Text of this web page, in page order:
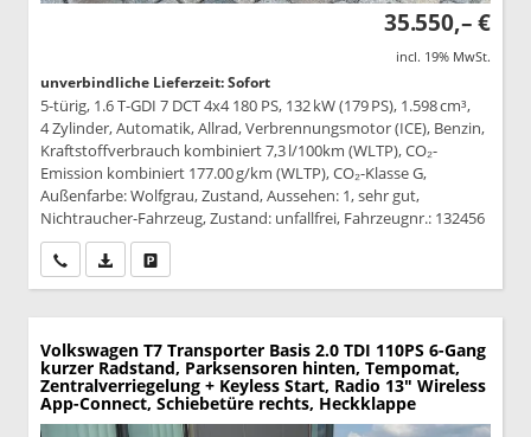
35.550,– €
incl. 19% MwSt.
unverbindliche Lieferzeit: Sofort
5-türig, 1.6 T-GDI 7 DCT 4x4 180 PS, 132 kW (179 PS), 1.598 cm³,
4 Zylinder, Automatik, Allrad, Verbrennungsmotor (ICE), Benzin,
Kraftstoffverbrauch kombiniert 7,3 l/100km (WLTP), CO₂-
Emission kombiniert 177.00 g/km (WLTP), CO₂-Klasse G,
Außenfarbe: Wolfgrau, Zustand, Aussehen: 1, sehr gut,
Nichtraucher-Fahrzeug, Zustand: unfallfrei, Fahrzeugnr.: 132456
Wir rufen Sie anPDF-Datei, Fahrzeugexposé drucken
Volkswagen T7 Transporter Basis 2.0 TDI 110PS 6-Gang
kurzer Radstand, Parksensoren hinten, Tempomat,
Zentralverriegelung + Keyless Start, Radio 13" Wireless
App-Connect, Schiebetüre rechts, Heckklappe